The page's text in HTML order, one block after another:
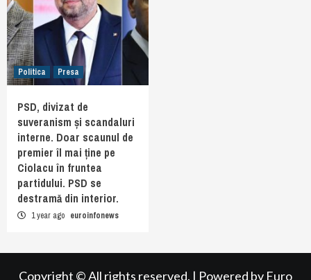
Politica Presa
PSD, divizat de
suveranism și scandaluri
interne. Doar scaunul de
premier îl mai ține pe
Ciolacu în fruntea
partidului. PSD se
destramă din interior.
1 year ago euroinfonews
Copyright © All rights reserved. | Powered by Euro